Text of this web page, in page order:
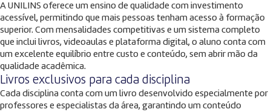
A UNILINS oferece um ensino de qualidade com investimento
acessível, permitindo que mais pessoas tenham acesso à formação
superior. Com mensalidades competitivas e um sistema completo
que inclui livros, videoaulas e plataforma digital, o aluno conta com
um excelente equilíbrio entre custo e conteúdo, sem abrir mão da
qualidade acadêmica.
Livros exclusivos para cada disciplina
Cada disciplina conta com um livro desenvolvido especialmente por
professores e especialistas da área, garantindo um conteúdo